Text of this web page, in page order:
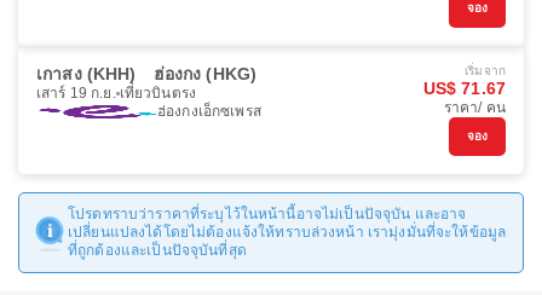
จอง
เกาสง (KHH) ฮ่องกง (HKG)
เสาร์ 19 ก.ย. เที่ยวบินตรง
ฮ่องกงเอ็กซเพรส
เริ่มจาก
US$ 71.67
ราคา/ คน
จอง
โปรดทราบว่าราคาที่ระบุไว้ในหน้านี้อาจไม่เป็นปัจจุบัน และอาจ
เปลี่ยนแปลงได้โดยไม่ต้องแจ้งให้ทราบล่วงหน้า เรามุ่งมั่นที่จะให้ข้อมูล
ที่ถูกต้องและเป็นปัจจุบันที่สุด